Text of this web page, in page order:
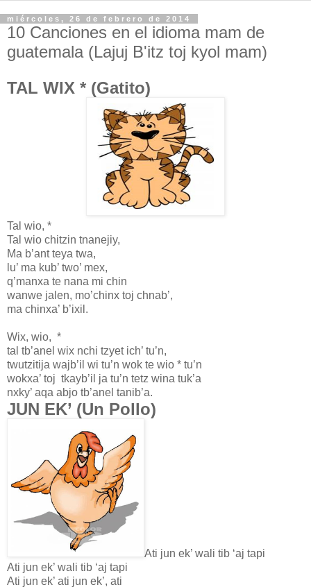
miércoles, 26 de febrero de 2014
10 Canciones en el idioma mam de
guatemala (Lajuj B'itz toj kyol mam)
TAL WIX * (Gatito)
Tal wio, *
Tal wio chitzin tnanejiy,
Ma b’ant teya twa,
lu’ ma kub’ two’ mex,
q’manxa te nana mi chin
wanwe jalen, mo’chinx toj chnab’,
ma chinxa’ b’ixil.
Wix, wio, *
tal tb’anel wix nchi tzyet ich’ tu’n,
twutzitija wajb’il wi tu’n wok te wio * tu’n
wokxa’ toj tkayb’il ja tu’n tetz wina tuk’a
nxky’ aqa abjo tb’anel tanib’a.
JUN EK’ (Un Pollo)
Ati jun ek’ wali tib ‘aj tapi
Ati jun ek’ wali tib ‘aj tapi
Ati jun ek’ ati jun ek’, ati